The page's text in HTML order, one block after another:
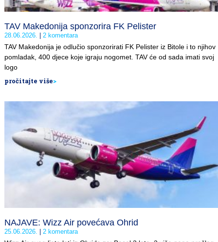
TAV Makedonija sponzorira FK Pelister
28.06.2026. 2 komentara
TAV Makedonija je odlučio sponzorirati FK Pelister iz Bitole i to njihov
pomladak, 400 djece koje igraju nogomet. TAV će od sada imati svoj
logo
pročitajte više>
NAJAVE: Wizz Air povećava Ohrid
25.06.2026. 2 komentara